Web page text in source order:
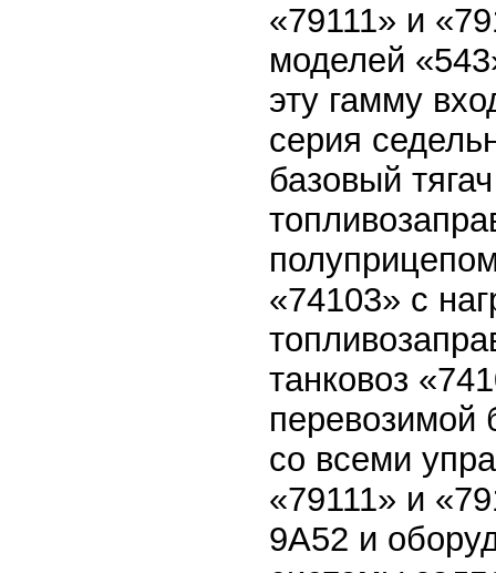
«79111» и
моделей
эту гамму
серия
базовый
«74103» с
танковоз
перевозимой
со всеми
«79111» и
9А52 и